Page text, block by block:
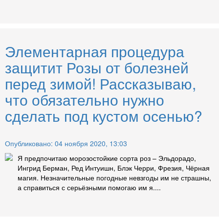
Элементарная процедура
защитит Розы от болезней
перед зимой! Рассказываю,
что обязательно нужно
сделать под кустом осенью?
Опубликовано: 04 ноября 2020, 13:03
Я предпочитаю морозостойкие сорта роз – Эльдорадо,
Ингрид Берман, Ред Интуишн, Блэк Черри, Фрезия, Чёрная
магия. Незначительные погодные невзгоды им не страшны,
а справиться с серьёзными помогаю им я....